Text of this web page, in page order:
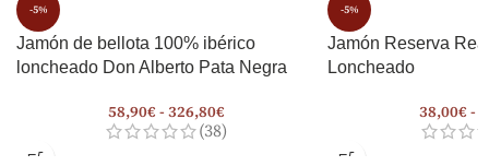
-5%
Jamón de bellota 100% ibérico
loncheado Don Alberto Pata Negra
58,90€ - 326,80€
(38)
-5%
Jamón Reserva
Loncheado
38,00€ -